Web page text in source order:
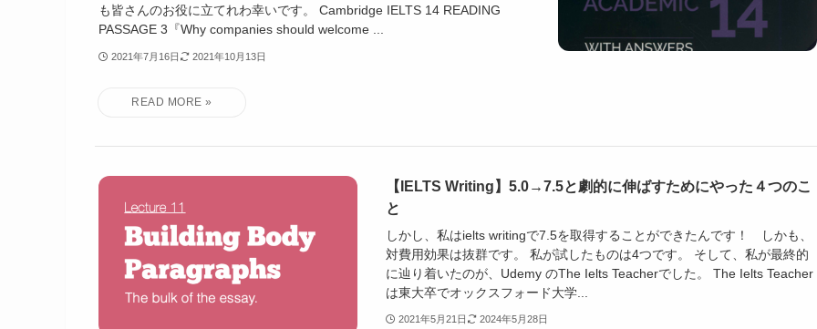
も皆さんのお役に立てれわ幸いです。 Cambridge IELTS 14 READING
PASSAGE 3『Why companies should welcome ...
2021年7月16日 2021年10月13日
【IELTS Writing】5.0→7.5と劇的に伸ばすためにやった４つのこ
と
しかし、私はielts writingで7.5を取得することができたんです！ しかも、
対費用効果は抜群です。 私が試したものは4つです。 そして、私が最終的
に辿り着いたのが、Udemy のThe Ielts Teacherでした。 The Ielts Teacher
は東大卒でオックスフォード大学...
2021年5月21日 2024年5月28日